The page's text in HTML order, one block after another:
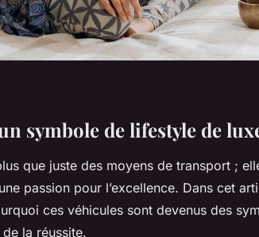
symbole de lifestyle de
que juste des moyens de transport ;
passion pour l’excellence. Dans cet
ces véhicules sont devenus des
la réussite.